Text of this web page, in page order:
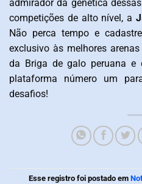
admirador da genética
competições de alto nível, a
Não perca tempo e
exclusivo às melhores
da Briga de galo peruana e
plataforma número um
desafios!
Esse registro foi postado em